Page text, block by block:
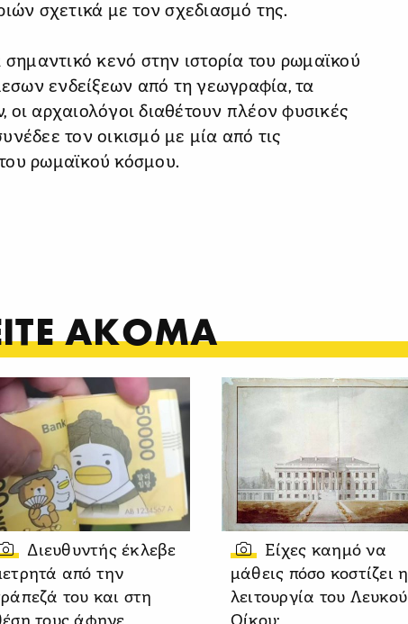
σχετικά με τον σχεδιασμό της.
κενό στην ιστορία του ρωμαϊκού
ενδείξεων από τη γεωγραφία, τα
οι αρχαιολόγοι διαθέτουν πλέον φυσικές
τον οικισμό με μία από τις
ρωμαϊκού κόσμου.
ΑΚΟΜΑ
Διευθυντής έκλεβε
από την
του και στη
Είχες καημό να
μάθεις πόσο κοστίζει η
λειτουργία του Λευκού